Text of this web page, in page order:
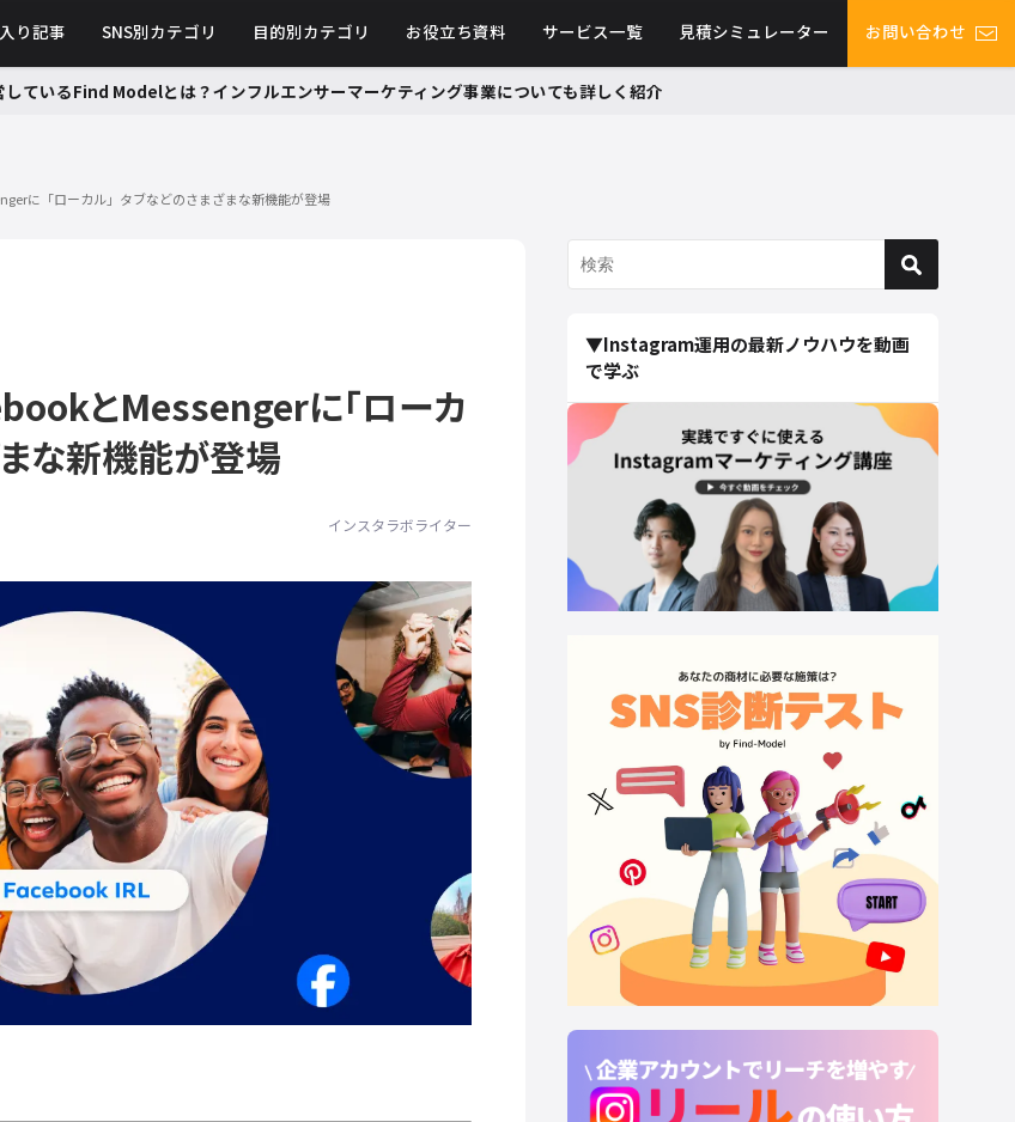
り記事 SNS別カテゴリ 目的別カテゴリ お役立ち資料 サービス一覧 見積シミュレーター お問い合わせ
ているFind Modelとは？インフルエンサーマーケティング事業についても詳しく紹介
に「ローカル」タブなどのさまざまな新機能が登場
とMessengerに「ローカ
な新機能が登場
インスタラボライター
▼Instagram運用の最新ノウハウを動画
で学ぶ